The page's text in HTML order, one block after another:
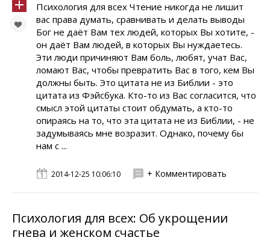
Психология для всех Чтение никогда не лишит
вас права думать, сравнивать и делать выводы
Бог не даёт Вам тех людей, которых Вы хотите, -
он даёт Вам людей, в которых Вы нуждаетесь.
Эти люди причиняют Вам боль, любят, учат Вас,
ломают Вас, чтобы превратить Вас в того, кем Вы
должны быть. Это цитата не из Библии - это
цитата из Фэйсбука. Кто-то из Вас согласится, что
смысл этой цитаты стоит обдумать, а кто-то
опираясь на то, что эта цитата не из Библии, - не
задумываясь мне возразит. Однако, почему бы
нам с ...
2014-12-25 10:06:10 + Комментировать
Психология для всех: Об укрощении
гнева и женском счастье